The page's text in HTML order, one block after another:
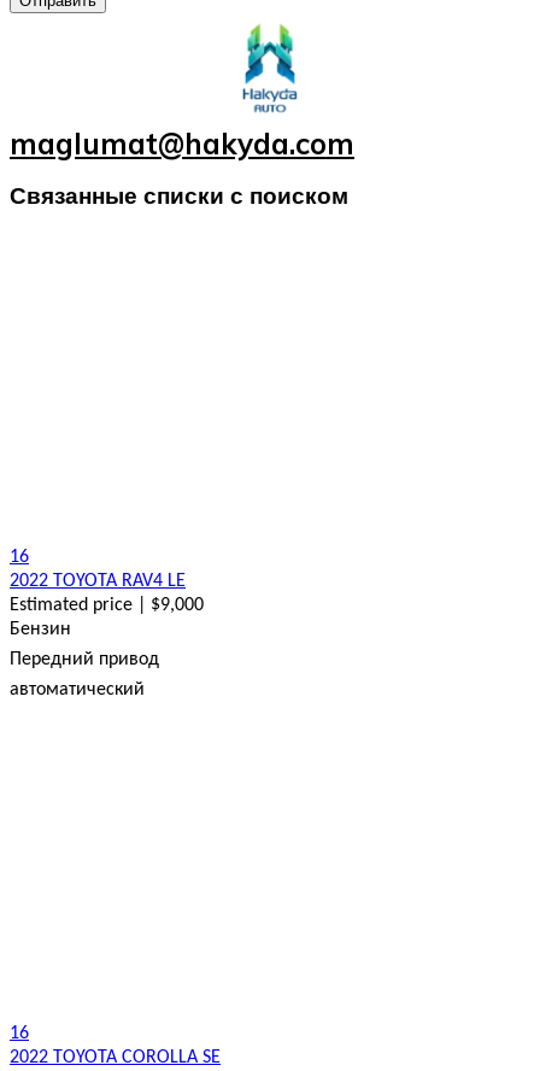
maglumat@hakyda.com
Связанные списки с поиском
16
2022 TOYOTA RAV4 LE
Estimated price | $9,000
Бензин
Передний привод
автоматический
16
2022 TOYOTA COROLLA SE